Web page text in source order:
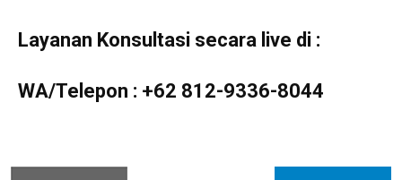
Layanan Konsultasi secara live di :
WA/Telepon : +62 812-9336-8044